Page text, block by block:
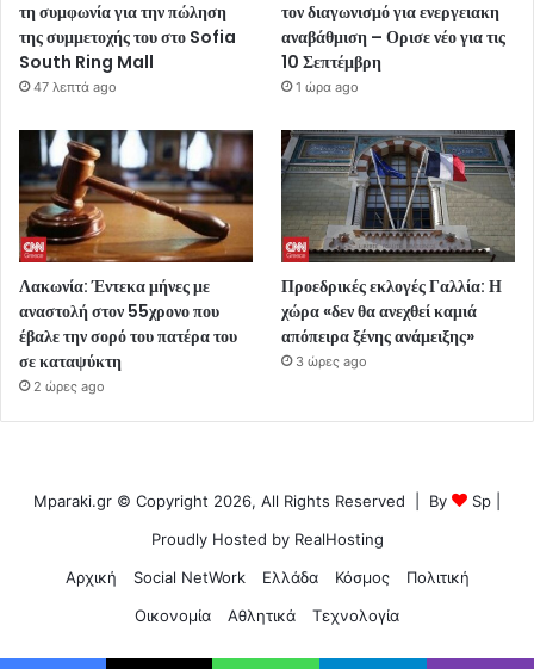
τη συμφωνία για την πώληση
της συμμετοχής του στο Sofia
South Ring Mall
47 λεπτά ago
τον διαγωνισμό για ενεργειακη
αναβάθμιση – Ορισε νέο για τις
10 Σεπτέμβρη
1 ώρα ago
Λακωνία: Έντεκα μήνες με
αναστολή στον 55χρονο που
έβαλε την σορό του πατέρα του
σε καταψύκτη
2 ώρες ago
Προεδρικές εκλογές Γαλλία: Η
χώρα «δεν θα ανεχθεί καμιά
απόπειρα ξένης ανάμειξης»
3 ώρες ago
Mparaki.gr © Copyright 2026, All Rights Reserved | By Sp
Proudly Hosted by RealHosting
Αρχική
Social NetWork Ελλάδα Κόσμος
Πολιτική
Οικονομία
Αθλητικά Τεχνολογία